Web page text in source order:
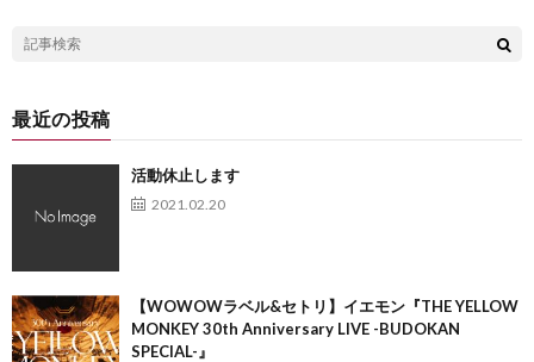
最近の投稿
活動休止します
2021.02.20
【WOWOWラベル&セトリ】イエモン『THE YELLOW
MONKEY 30th Anniversary LIVE -BUDOKAN
SPECIAL-』